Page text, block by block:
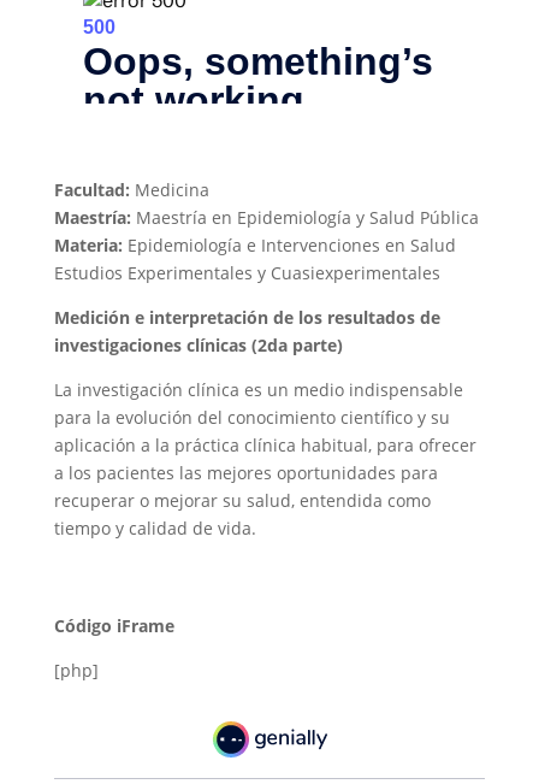
Facultad: Medicina
Maestría: Maestría en Epidemiología y Salud Pública
Materia: Epidemiología e Intervenciones en Salud
Estudios Experimentales y Cuasiexperimentales
Medición e interpretación de los resultados de
investigaciones clínicas (2da parte)
La investigación clínica es un medio indispensable
para la evolución del conocimiento científico y su
aplicación a la práctica clínica habitual, para ofrecer
a los pacientes las mejores oportunidades para
recuperar o mejorar su salud, entendida como
tiempo y calidad de vida.
Código iFrame
[php]